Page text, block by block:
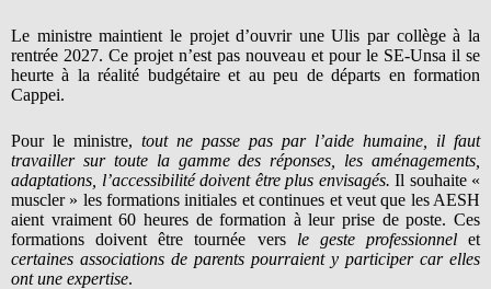
Le ministre maintient le projet d’ouvrir une Ulis par collège à la
rentrée 2027. Ce projet n’est pas nouveau et pour le SE-Unsa il se
heurte à la réalité budgétaire et au peu de départs en formation
Cappei.
Pour le ministre, tout ne passe pas par l’aide humaine, il faut
travailler sur toute la gamme des réponses, les aménagements,
adaptations, l’accessibilité doivent être plus envisagés. Il souhaite «
muscler » les formations initiales et continues et veut que les AESH
aient vraiment 60 heures de formation à leur prise de poste. Ces
formations doivent être tournée vers le geste professionnelet
certaines associations de parents pourraient y participer car elles
ont une expertise.